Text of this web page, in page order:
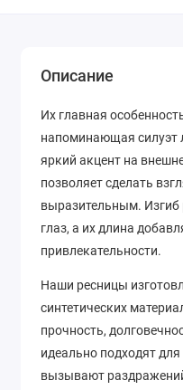
Описание
Их главная
напоминающая силуэт
яркий акцент на
позволяет сделать
выразительным. Изгиб
глаз, а их длина
привлекательности.
Наши ресницы
синтетических
прочность,
идеально подходят
вызывают